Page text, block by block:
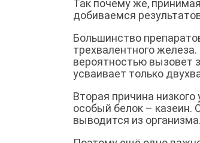
Так почему же,
добиваемся
Большинство
трехвалентного
вероятностью вызовет
усваивает только
Вторая причина
особый белок – казеин.
выводится из организма.